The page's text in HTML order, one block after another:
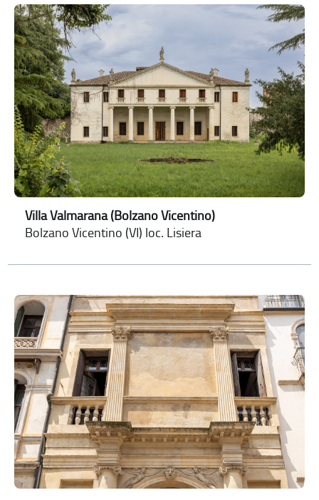
Villa Valmarana (Bolzano Vicentino)
Bolzano Vicentino (VI) loc. Lisiera